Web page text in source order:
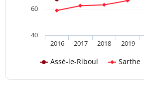
Assé-le-Riboul Sarthe
2016 2017 2018 2019
40
60